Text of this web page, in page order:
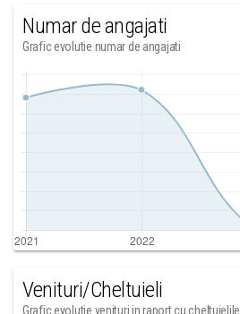
Numar de angajati
Grafic evolutie numar de angajati
Venituri/Cheltuieli
Grafic evolutie venituri in raport cu cheltuielile